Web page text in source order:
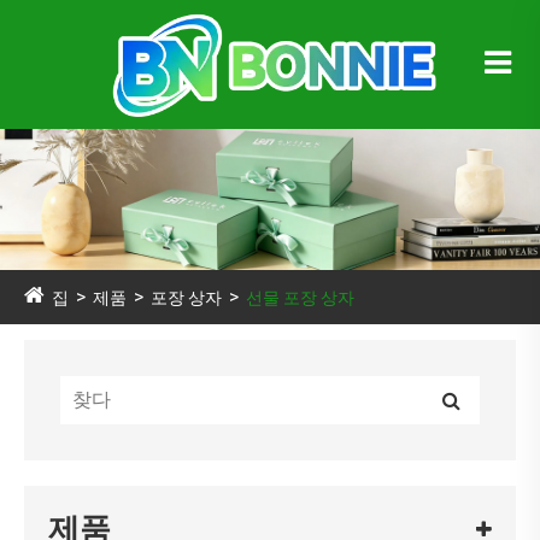
집 제품 포장 상자 선물 포장 상자
제품